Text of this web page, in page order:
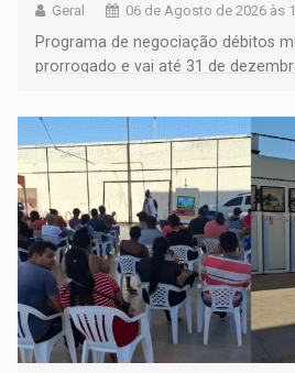
Geral 06 de Agosto de 2026 às
Programa de negociação débitos
prorrogado e vai até 31 de